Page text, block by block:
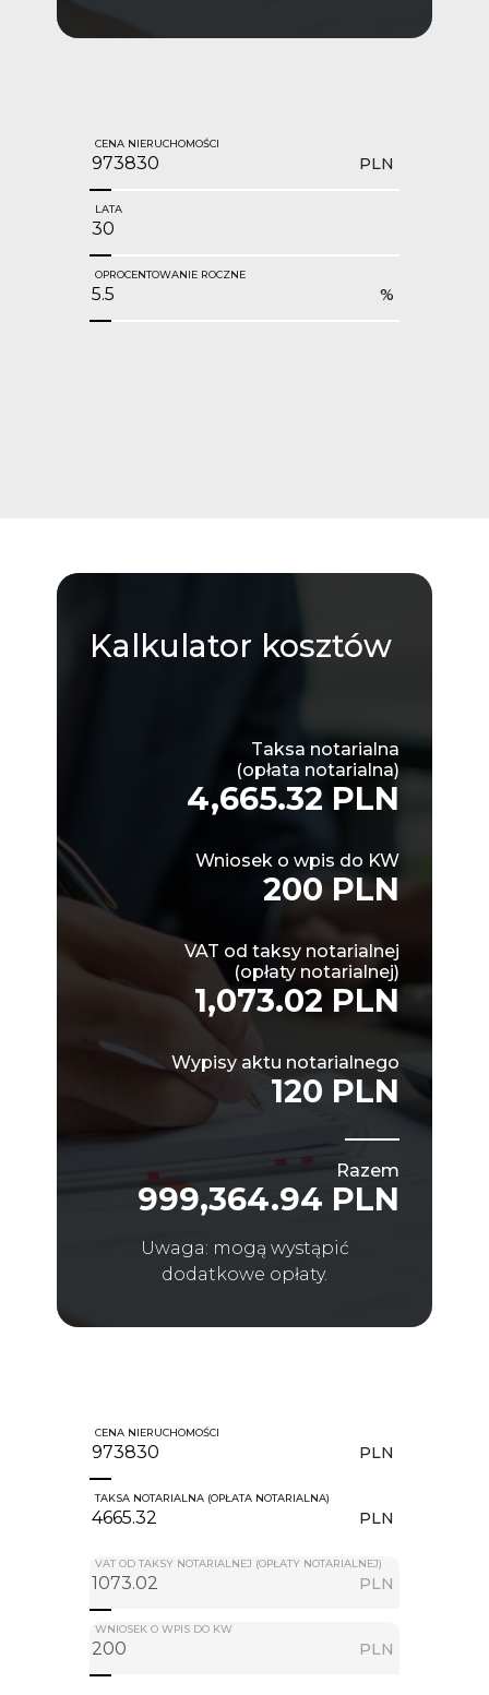
CENA NIERUCHOMOŚCI
PLN
LATA
OPROCENTOWANIE ROCZNE
%
Kalkulator kosztów
Taksa notarialna
(opłata notarialna)
4,665.32 PLN
Wniosek o wpis do KW
200 PLN
VAT od taksy notarialnej
(opłaty notarialnej)
1,073.02 PLN
Wypisy aktu notarialnego
120 PLN
Razem
999,364.94 PLN
Uwaga: mogą wystąpić
dodatkowe opłaty.
CENA NIERUCHOMOŚCI
PLN
TAKSA NOTARIALNA (OPŁATA NOTARIALNA)
PLN
VAT OD TAKSY NOTARIALNEJ (OPŁATY NOTARIALNEJ)
PLN
WNIOSEK O WPIS DO KW
PLN